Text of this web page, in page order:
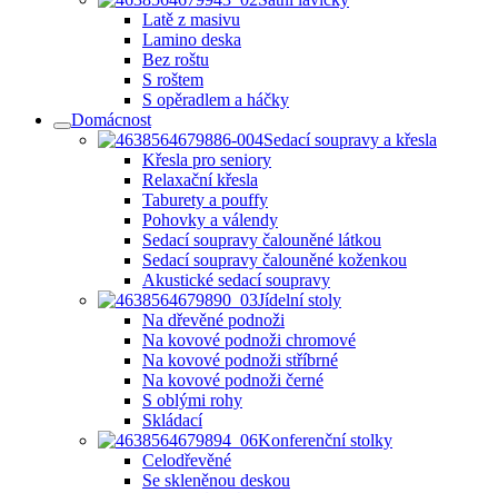
Latě z masivu
Lamino deska
Bez roštu
S roštem
S opěradlem a háčky
Domácnost
Sedací soupravy a křesla
Křesla pro seniory
Relaxační křesla
Taburety a pouffy
Pohovky a válendy
Sedací soupravy čalouněné látkou
Sedací soupravy čalouněné koženkou
Akustické sedací soupravy
Jídelní stoly
Na dřevěné podnoži
Na kovové podnoži chromové
Na kovové podnoži stříbrné
Na kovové podnoži černé
S oblými rohy
Skládací
Konferenční stolky
Celodřevěné
Se skleněnou deskou